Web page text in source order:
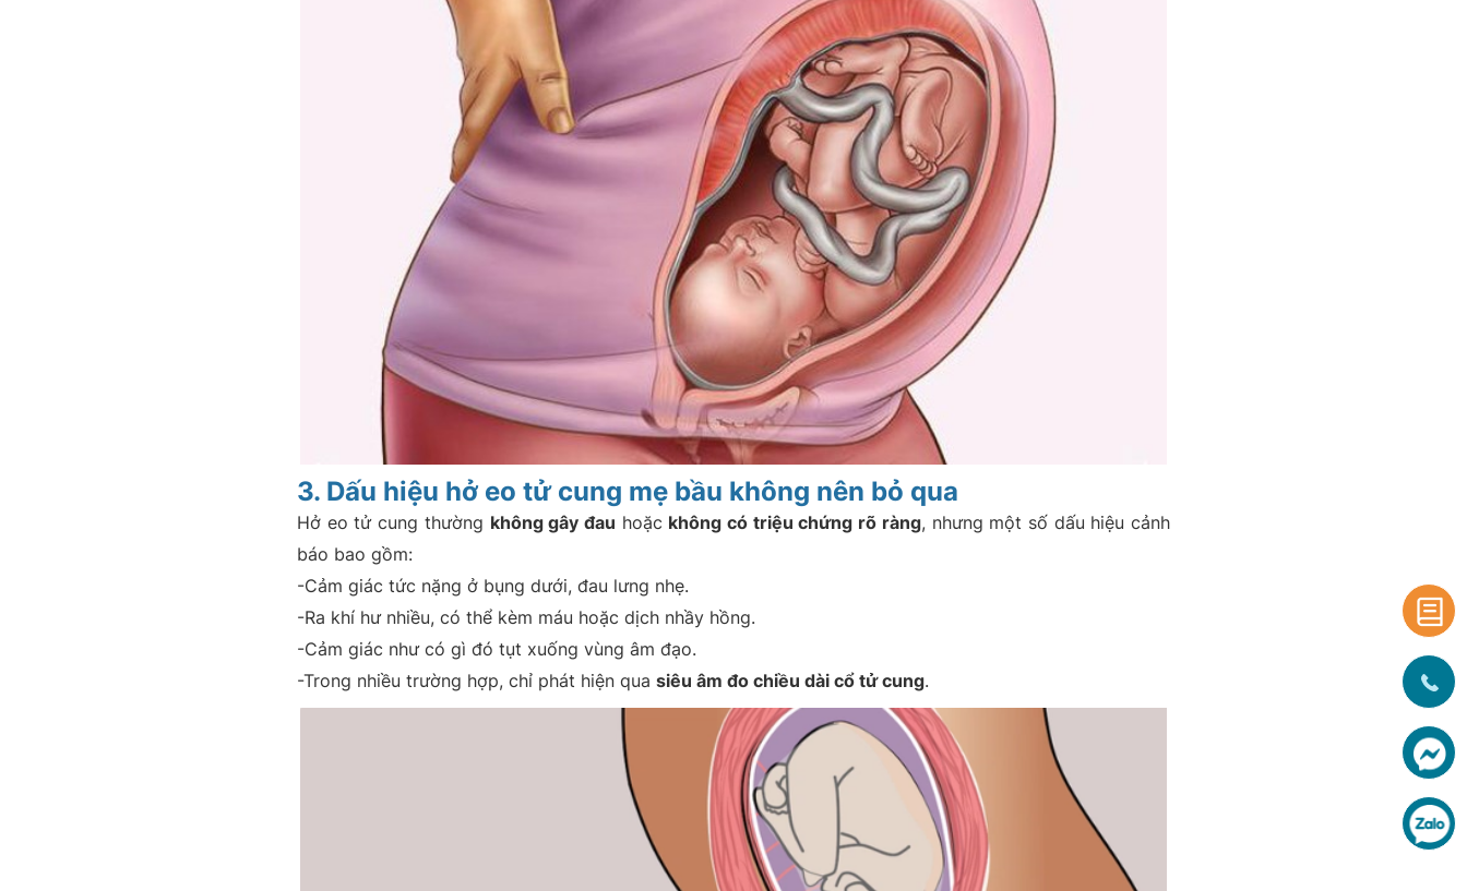
3. Dấu hiệu hở eo tử cung mẹ bầu không nên bỏ qua
Hở eo tử cung thường không gây đau hoặc không có triệu chứng rõ ràng, nhưng một số dấu hiệu cảnh
báo bao gồm:
-Cảm giác tức nặng ở bụng dưới, đau lưng nhẹ.
-Ra khí hư nhiều, có thể kèm máu hoặc dịch nhầy hồng.
-Cảm giác như có gì đó tụt xuống vùng âm đạo.
-Trong nhiều trường hợp, chỉ phát hiện qua siêu âm đo chiều dài cổ tử cung.